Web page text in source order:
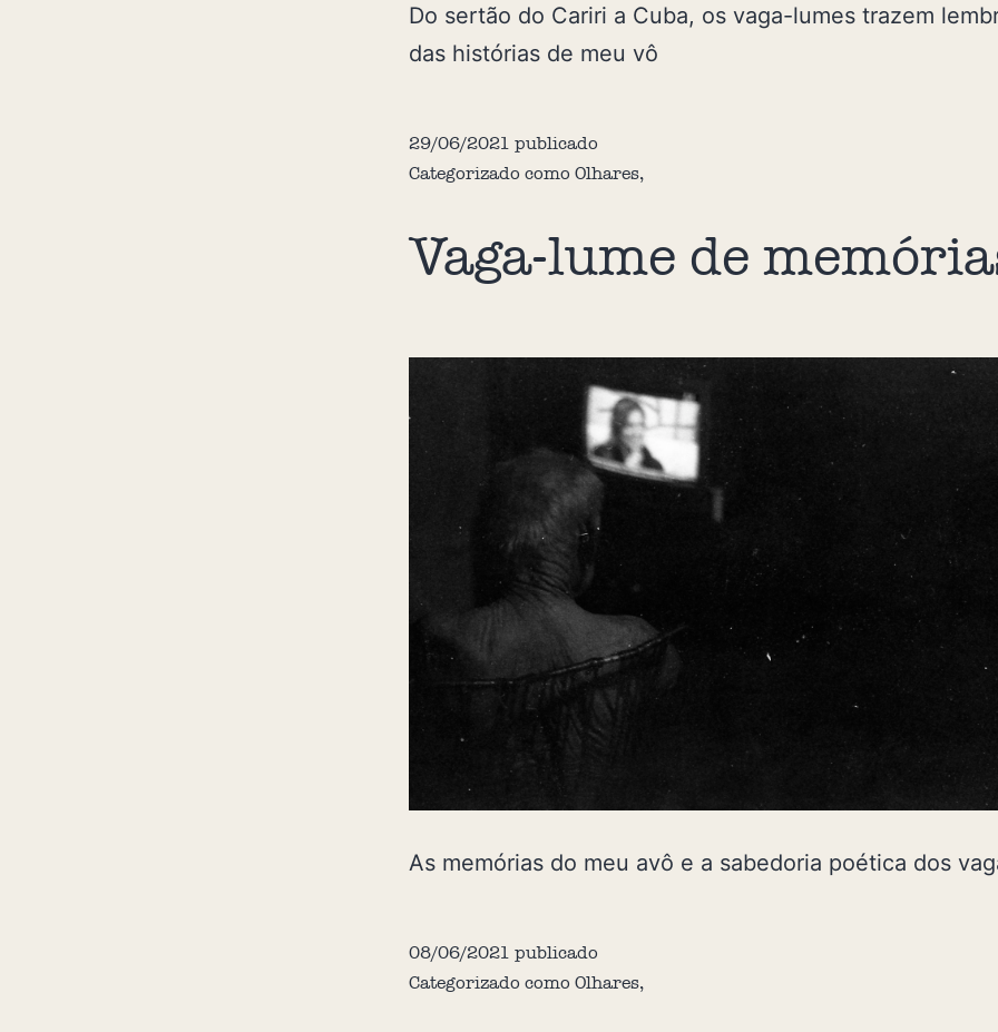
Do sertão do Cariri a Cuba, os vaga-lumes trazem
das histórias de meu vô
29/06/2021 publicado
Categorizado como Olhares,
Vaga-lume de
As memórias do meu avô e a sabedoria poética dos
08/06/2021 publicado
Categorizado como Olhares,